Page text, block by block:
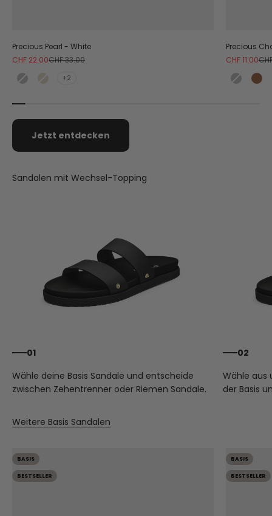
Precious Pearl - White
Angebot
CHF 22.00Regulärer Preis
CHF 33.00
BlackGold Bronze
+2
Precious
Angebot
CHF 11.00
Black
Jetzt entdecken
Sandalen mit Wechsel-Topping
01
Wähle deine Basis Sandale und entscheide
zwischen Zehentrenner oder Riemen Sandale.
02
Wähle aus
der Basis
Weitere Basis Sandalen
BASIS
BESTSELLER
BASIS
BESTSELLER